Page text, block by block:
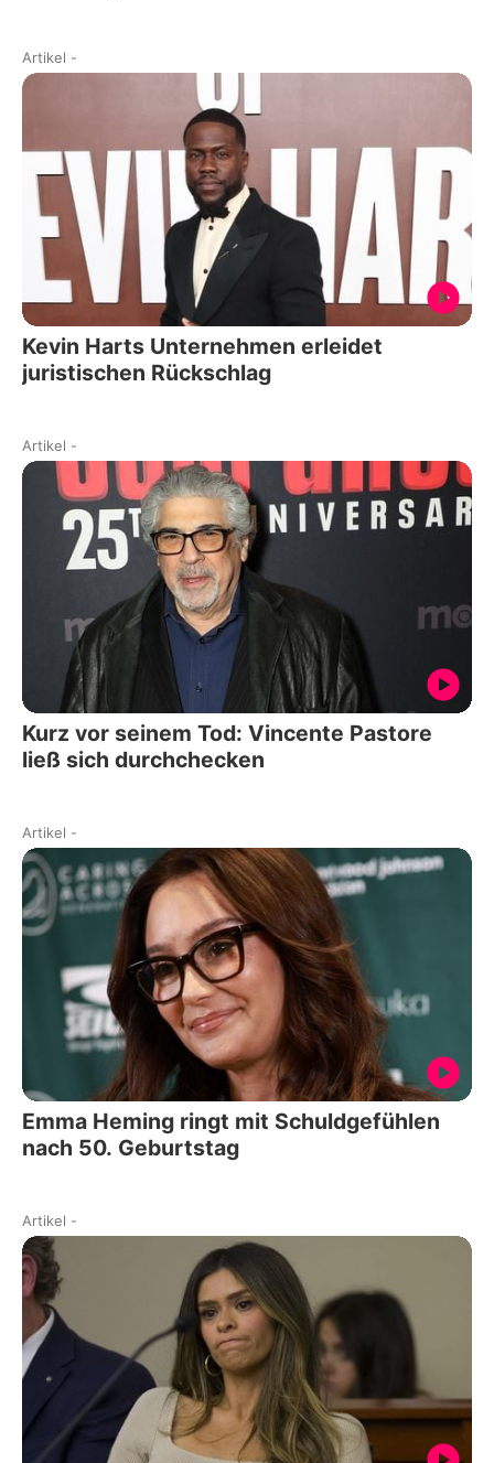
Artikel -
Kevin Harts Unternehmen erleidet
juristischen Rückschlag
Artikel -
Kurz vor seinem Tod: Vincente Pastore
ließ sich durchchecken
Artikel -
Emma Heming ringt mit Schuldgefühlen
nach 50. Geburtstag
Artikel -